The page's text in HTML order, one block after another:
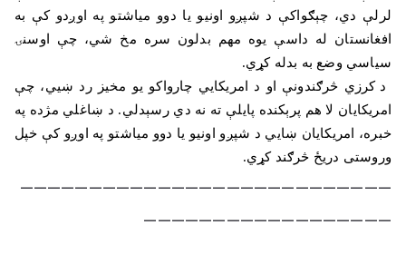
لرلې دي، چېګواکې د شپږو اونیو یا دوو میاشتو په اوږدو کې به
افغانستان له داسې یوه مهم بدلون سره مخ شي، چې اوسنۍ
سیاسي وضع به بدله کړي.
د کرزي څرګندونې او د امریکايي چارواکو یو مخیز رد ښيي، چې
امریکایان لا هم پرېکنده پایلې ته نه دي رسېدلي. د ښاغلي مژده په
خبره، امریکايان ښايي د شپږو اونیو یا دوو میاشتو په اوږو کې خپل
وروستی دریځ څرګند کړي.
———————————————————————————
——————————————————